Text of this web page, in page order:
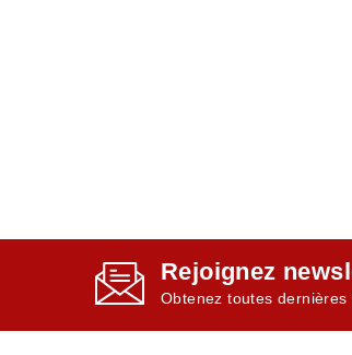
Rejoignez
Obtenez toutes